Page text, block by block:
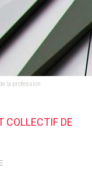
la profession
COLLECTIF DE